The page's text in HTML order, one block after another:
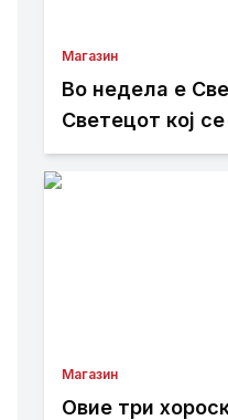
Магазин
Во недела е
Светецот кој
заштитник на
Магазин
Овие три